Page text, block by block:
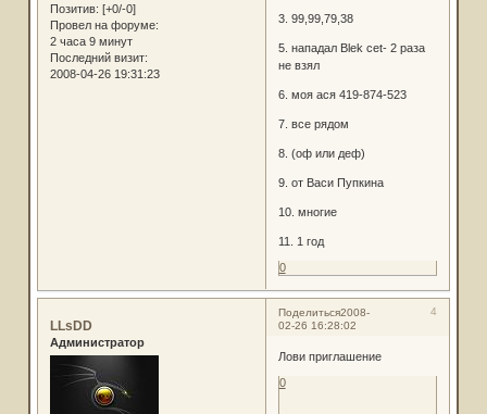
Позитив: [+0/-0]
Провел на форуме:
2 часа 9 минут
Последний визит:
2008-04-26 19:31:23
3. 99,99,79,38
5. нападал Blek cet- 2 раза
не взял
6. моя ася 419-874-523
7. все рядом
8. (оф или деф)
9. от Васи Пупкина
10. многие
11. 1 год
0
Поделиться 4
2008-
02-26 16:28:02
LLsDD
Администратор
Лови приглашение
0